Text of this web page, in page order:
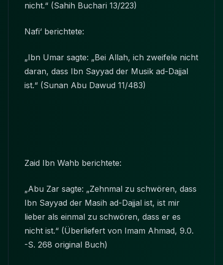
nicht.“ (Sahih Buchari 13/223)
Nafi‘ berichtete:
„Ibn Umar sagte: „Bei Allah, ich zweifele nicht
daran, dass Ibn Sayyad der Musik ad-Dajjal
ist.“ (Sunan Abu Dawud 11/483)
Zaid Ibn Wahb berichtete:
„Abu Zar sagte: „Zehnmal zu schwören, dass
Ibn Sayyad der Masih ad-Dajjal ist, ist mir
lieber als einmal zu schwören, dass er es
nicht ist.“ (Überliefert von Imam Ahmad, 9.0.
-S. 268 original Buch)